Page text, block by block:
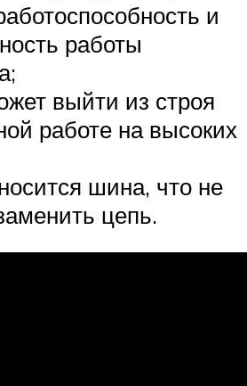
и
работы
выйти из строя
работе на высоких
шина, что не
цепь.